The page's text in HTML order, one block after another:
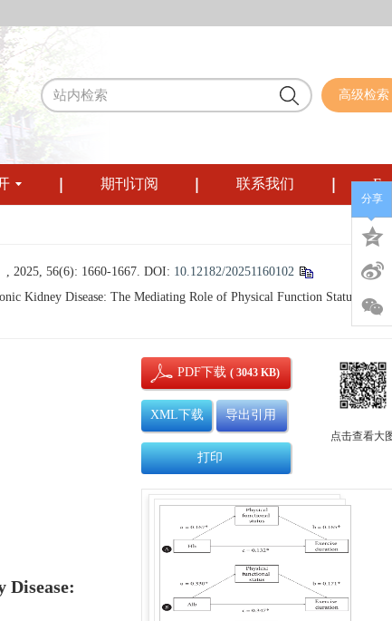
高级检索
期刊订阅 联系我们
56(6): 1660-1667. DOI: 10.12182/20251160102
Kidney Disease: The Mediating Role of Physical Function Status[J].
PDF下载( 3043 KB)
XML下载 导出引用
打印
点击查看大
分享